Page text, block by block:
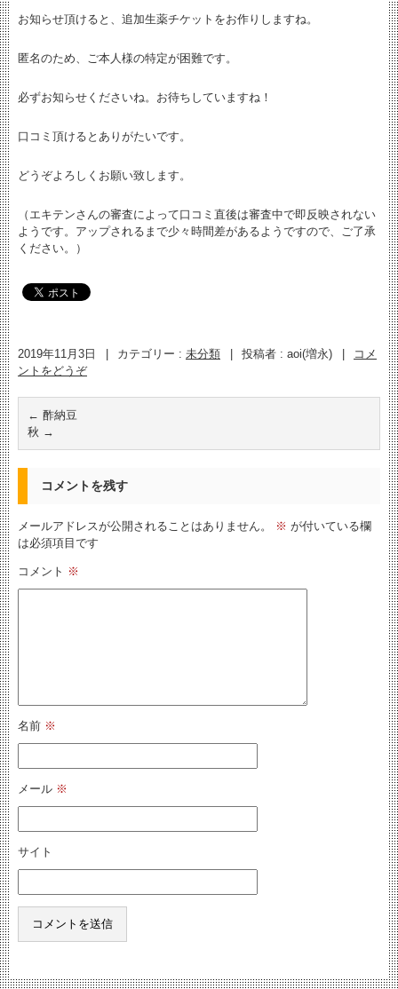
お知らせ頂けると、追加生薬チケットをお作りしますね。
匿名のため、ご本人様の特定が困難です。
必ずお知らせくださいね。お待ちしていますね！
口コミ頂けるとありがたいです。
どうぞよろしくお願い致します。
（エキテンさんの審査によって口コミ直後は審査中で即反映されない
ようです。アップされるまで少々時間差があるようですので、ご了承
ください。）
2019年11月3日 カテゴリー : 未分類 投稿者 : aoi(増永)
コメ
ントをどうぞ
← 酢納豆
秋 →
コメントを残す
メールアドレスが公開されることはありません。 ※ が付いている欄
は必須項目です
コメント ※
名前 ※
メール ※
サイト